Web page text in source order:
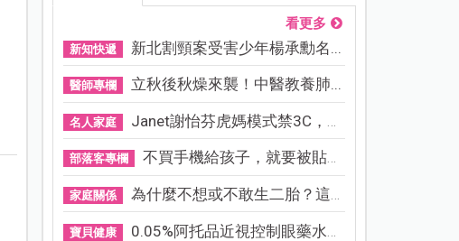
看更多
新知快遞 新北割頸案受害少年楊承勳名...
醫師專欄 立秋後秋燥來襲！中醫教養肺...
名人家庭 Janet謝怡芬虎媽模式禁3C，看...
部落客專欄 不買手機給孩子，就要被貼「...
家庭關係 為什麼不想或不敢生二胎？這8...
寶貝健康 0.05%阿托品近視控制眼藥水納...